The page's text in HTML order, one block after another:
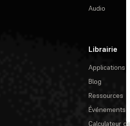
Audio
Librairie
Applications
Blog
Ressources
Événements
Calculateur